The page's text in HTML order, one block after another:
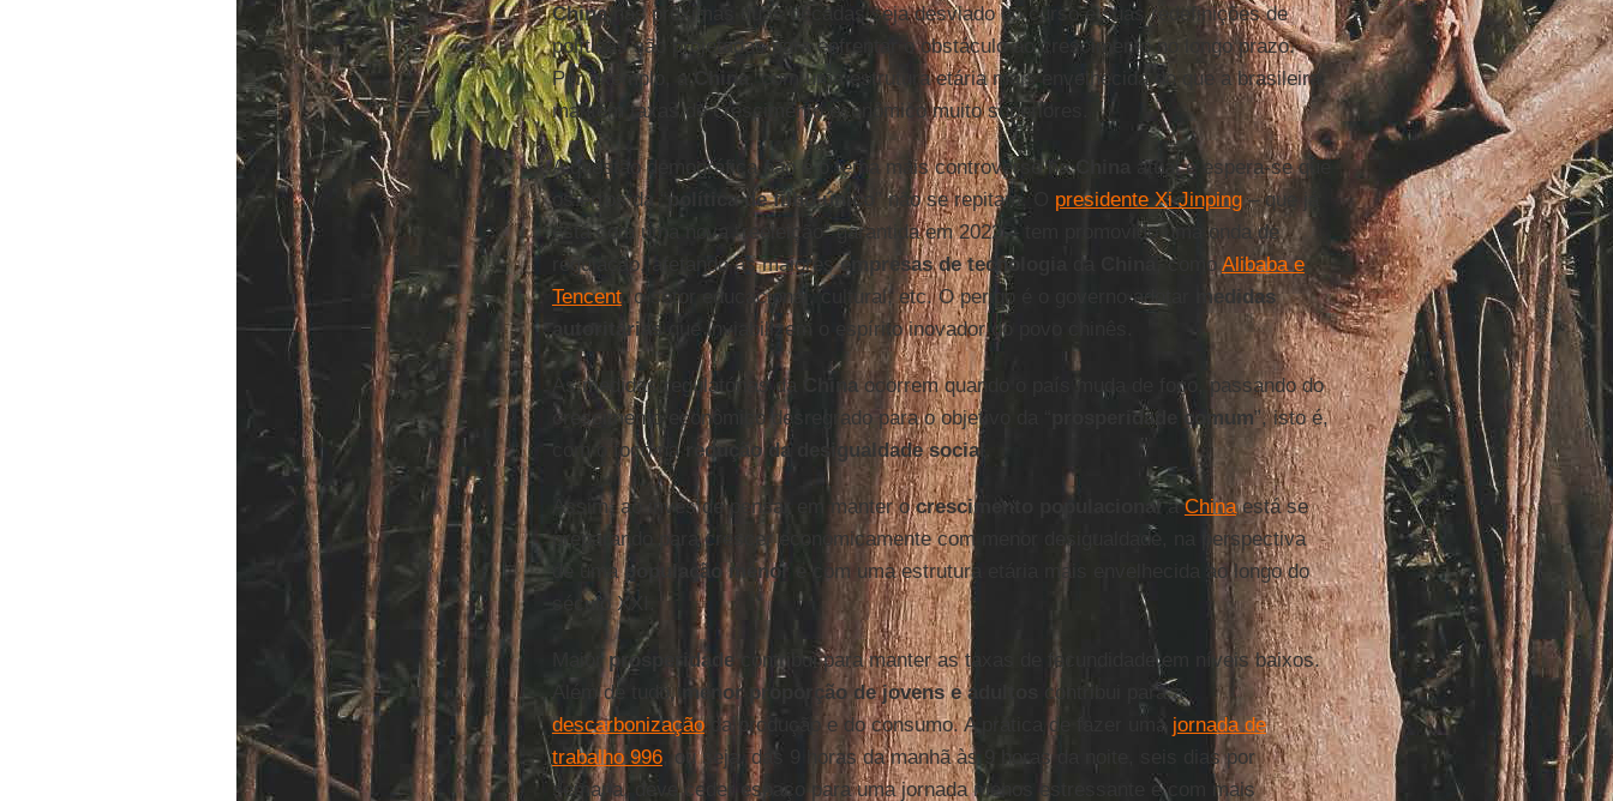
Chinanas próximas duas décadas seja desviado do curso e suas redefinições de
políticas são projetadas para enfrentar o obstáculo ao crescimento no longo prazo.
Por exemplo, aChina, com uma estrutura etária mais envelhecida do que a brasileira,
mantém taxas de crescimento econômico muito superiores.
A questão demográfica não é o tema mais controverso naChina
atual e espera-se que
os erros da “ política de filho único ” não se repitam. O presidente Xi Jinping– que já
está com uma nova “reeleição” garantida em 2022 – tem promovido uma onda de
regulação, afetando as maioresempresas de tecnologia da , como Alibaba e
Tencent, o setor educacional, cultural, etc. O perigo é o governo adotar
medidas
autoritáriasque inviabilizem o espírito inovador do povo chinês.
As medidas regulatórias da Chinaocorrem quando o país muda de foco, passando do
crescimento econômico desregrado para o objetivo da “
prosperidade comum”, isto é,
com o foco na redução da desigualdade social
Assim, ao invés de pensar em manter ocrescimento populacional aChinaestá se
preparando para crescer economicamente com menor desigualdade, na perspectiva
de umapopulação menor
e com uma estrutura etária mais envelhecida ao longo do
século XXI.
prosperidade
contribui para manter as taxas de fecundidade em níveis baixos.
Além de tudo, menor proporção de jovens e adultos
contribui para a
descarbonizaçãoda produção e do consumo. A prática de fazer uma jornada de
trabalho 996, ou seja, das 9 horas da manhã às 9 horas da noite, seis dias por
semana, deve ceder espaço para uma jornada menos estressante e com mais